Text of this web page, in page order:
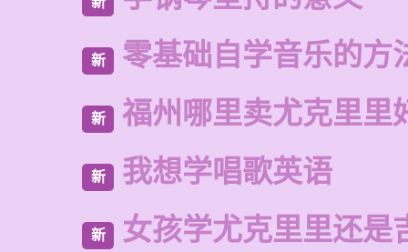
新 零基础自学音乐的方
新 福州哪里卖尤克里里
新 我想学唱歌英语
新 女孩学尤克里里还是